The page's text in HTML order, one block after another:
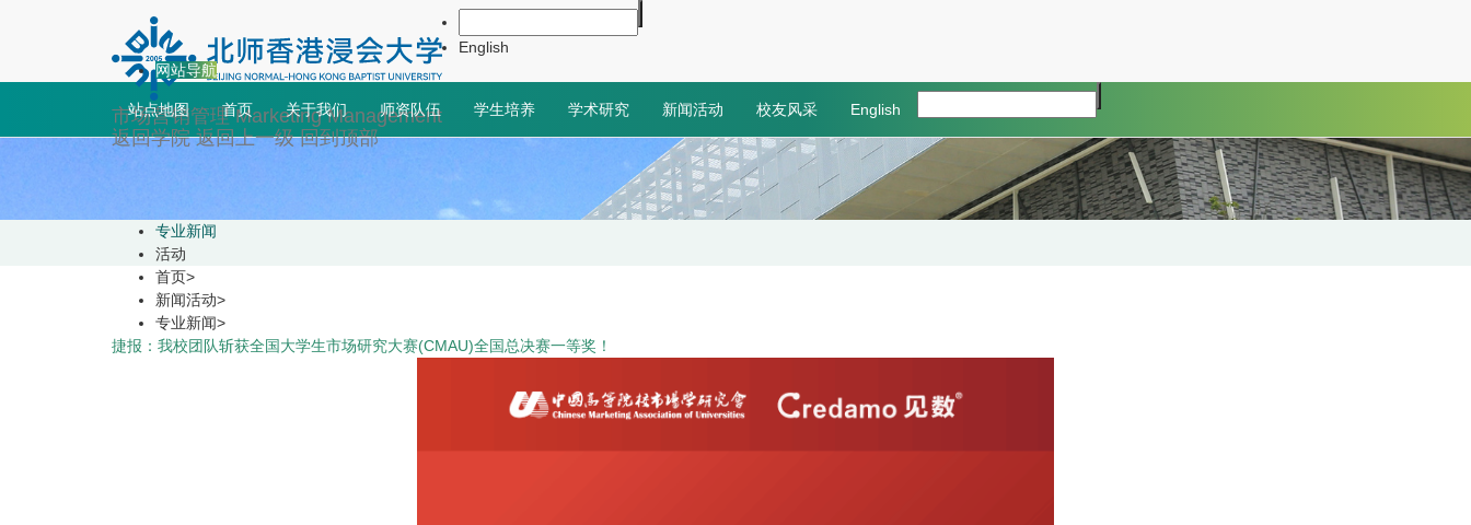
市场营销管理 Marketing Management
返回学院 返回上一级 回到顶部
English
网站导航
站点地图 首页 关于我们 师资队伍 学生培养 学术研究 新闻活动 校友风采 English
专业新闻
活动
首页>
新闻活动>
专业新闻>
捷报：我校团队斩获全国大学生市场研究大赛(CMAU)全国总决赛一等奖！